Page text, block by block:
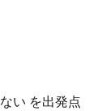
い を出発点